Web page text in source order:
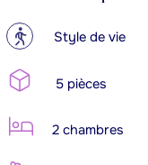
? Style de vie
5 pièces
2 chambres